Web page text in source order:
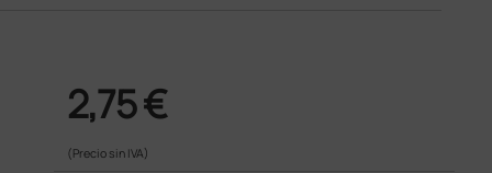
2,75 €
(Precio sin IVA)